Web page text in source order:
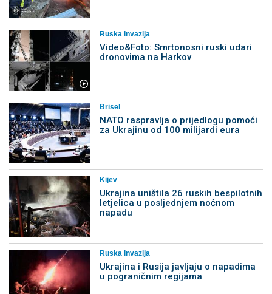
Ruska invazija
Video&Foto: Smrtonosni ruski udari
dronovima na Harkov
Brisel
NATO raspravlja o prijedlogu pomoći
za Ukrajinu od 100 milijardi eura
Kijev
Ukrajina uništila 26 ruskih bespilotnih
letjelica u posljednjem noćnom
napadu
Ruska invazija
Ukrajina i Rusija javljaju o napadima
u pograničnim regijama